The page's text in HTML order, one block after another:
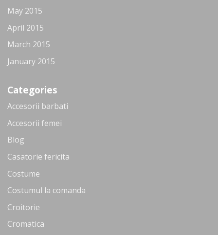
May 2015
April 2015
March 2015
January 2015
Categories
Accesorii barbati
Accesorii femei
Blog
Casatorie fericita
Costume
Costumul la comanda
Croitorie
Cromatica